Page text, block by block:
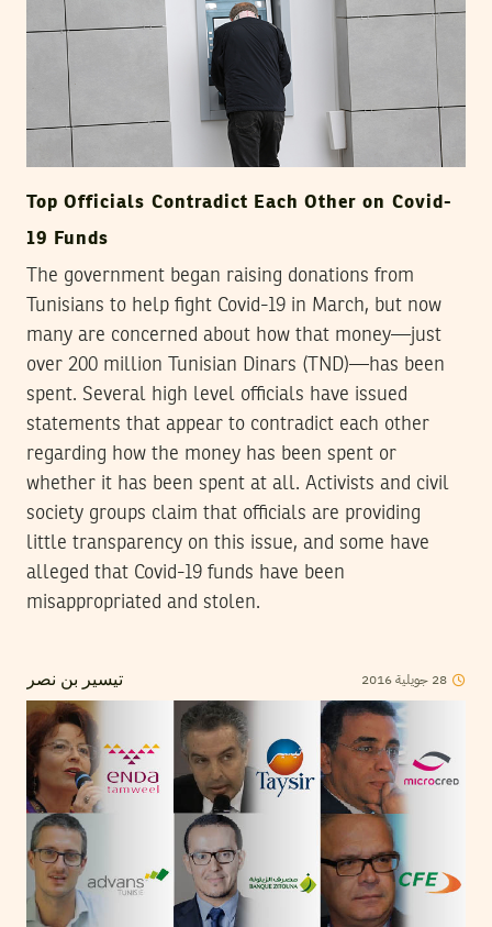
Top Officials Contradict Each Other on Covid-
19 Funds
The government began raising donations from
Tunisians to help fight Covid-19 in March, but now
many are concerned about how that money—just
over 200 million Tunisian Dinars (TND)—has been
spent. Several high level officials have issued
statements that appear to contradict each other
regarding how the money has been spent or
whether it has been spent at all. Activists and civil
society groups claim that officials are providing
little transparency on this issue, and some have
alleged that Covid-19 funds have been
misappropriated and stolen.
تيسير بن نصر 28 جويلية2016